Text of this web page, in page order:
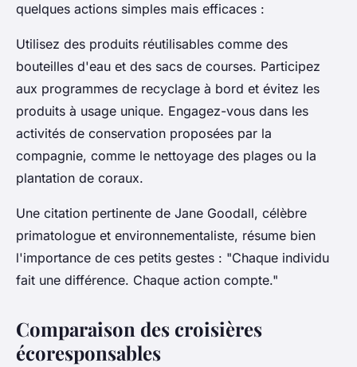
quelques actions simples mais efficaces :
Utilisez des produits réutilisables comme des
bouteilles d'eau et des sacs de courses. Participez
aux programmes de recyclage à bord et évitez les
produits à usage unique. Engagez-vous dans les
activités de conservation proposées par la
compagnie, comme le nettoyage des plages ou la
plantation de coraux.
Une citation pertinente de Jane Goodall, célèbre
primatologue et environnementaliste, résume bien
l'importance de ces petits gestes : "Chaque individu
fait une différence. Chaque action compte."
Comparaison des croisières
écoresponsables